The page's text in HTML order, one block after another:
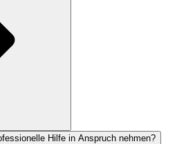
Hilfe in Anspruch nehmen?